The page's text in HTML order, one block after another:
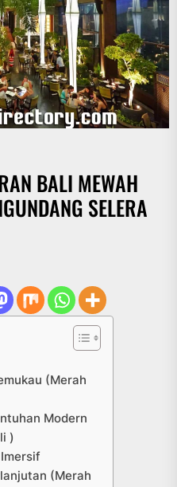
BALI MEWAH
SELERA
(Merah
Modern
)
(Merah